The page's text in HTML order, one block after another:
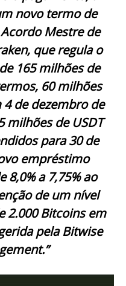
novo termo de
Mestre de
que regula o
165 milhões de
60 milhões
4 de dezembro de
milhões de USDT
para 30 de
empréstimo
a 7,75% ao
de um nível
2.000 Bitcoins em
pela Bitwise